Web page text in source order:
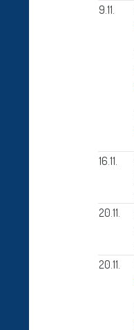
9.11.
16.11.
20.11.
20.11.